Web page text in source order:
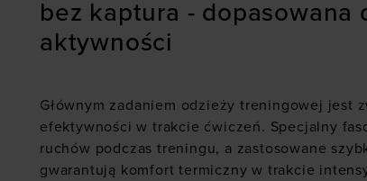
bez kaptura - dopasowana
aktywności
Głównym zadaniem odzieży treningowej jest
efektywności w trakcie ćwiczeń. Specjalny
ruchów podczas treningu, a zastosowane
gwarantują komfort termiczny w trakcie